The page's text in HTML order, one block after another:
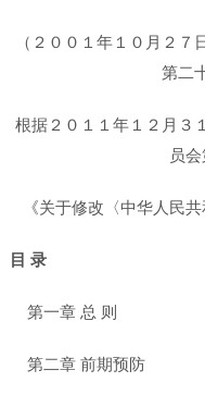
（２００１年１０月２
第二
根据２０１１年１２月３
员
《关于修改〈中华人民
目 录
第一章 总 则
第二章 前期预防